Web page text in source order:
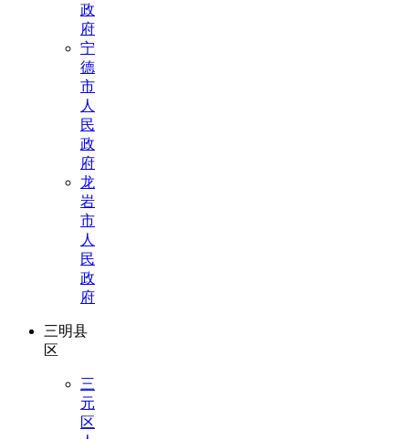
政
府
宁
德
市
人
民
政
府
龙
岩
市
人
民
政
府
三明县
区
三
元
区